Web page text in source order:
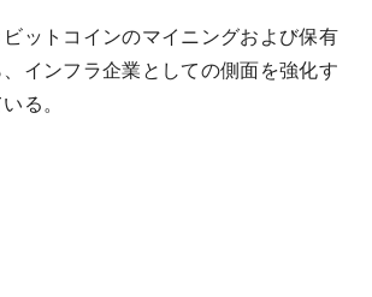
ットコインのマイニングおよび保有
インフラ企業としての側面を強化す
る。